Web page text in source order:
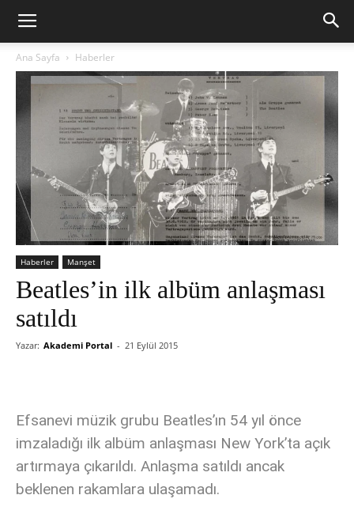
Ana Sayfa Haberler
Haberler Manşet
Beatles’in ilk albüm anlaşması
satıldı
Yazar: Akademi Portal - 21 Eylül 2015
Efsanevi müzik grubu Beatles’ın 54 yıl önce
imzaladığı ilk albüm anlaşması New York’ta açık
artırmaya çıkarıldı. Anlaşma satıldı ancak
beklenen rakamlara ulaşamadı.